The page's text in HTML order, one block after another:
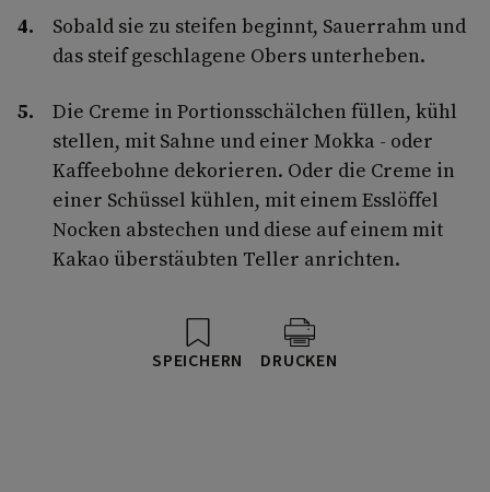
Sobald sie zu steifen beginnt, Sauerrahm und
das steif geschlagene Obers unterheben.
Die Creme in Portionsschälchen füllen, kühl
stellen, mit Sahne und einer Mokka - oder
Kaffeebohne dekorieren. Oder die Creme in
einer Schüssel kühlen, mit einem Esslöffel
Nocken abstechen und diese auf einem mit
Kakao überstäubten Teller anrichten.
SPEICHERN DRUCKEN